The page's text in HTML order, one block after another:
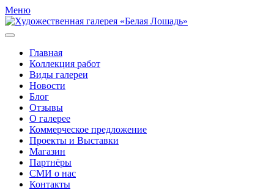
Меню
Главная
Коллекция работ
Виды галереи
Новости
Блог
Отзывы
О галерее
Коммерческое предложение
Проекты и Выставки
Магазин
Партнёры
СМИ о нас
Контакты